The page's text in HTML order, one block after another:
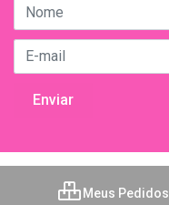
Meus Pedidos